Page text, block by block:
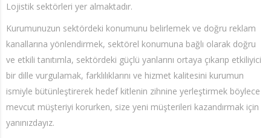
Lojistik sektörleri yer almaktadır.
Kurumunuzun sektördeki konumunu belirlemek ve doğru reklam
kanallarına yönlendirmek, sektörel konumuna bağlı olarak doğru
ve etkili tanıtımla, sektördeki güçlü yanlarını ortaya çıkarıp etkiliyici
bir dille vurgulamak, farklılıklarını ve hizmet kalitesini kurumun
ismiyle bütünleştirerek hedef kitlenin zihnine yerleştirmek böylece
mevcut müşteriyi korurken, size yeni müşterileri kazandırmak için
yanınızdayız.